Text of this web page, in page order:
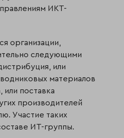
ИКТ-
организации,
следующими
или
материалов
или поставка
производителей
Участие таких
ИТ-группы.